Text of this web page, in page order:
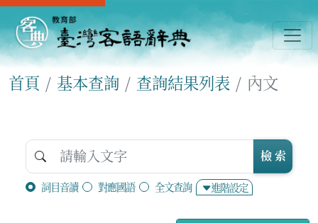
首頁 基本查詢 查詢結果列表 內文
詞目音讀 對應國語 全文查詢 進階設定
檢 索